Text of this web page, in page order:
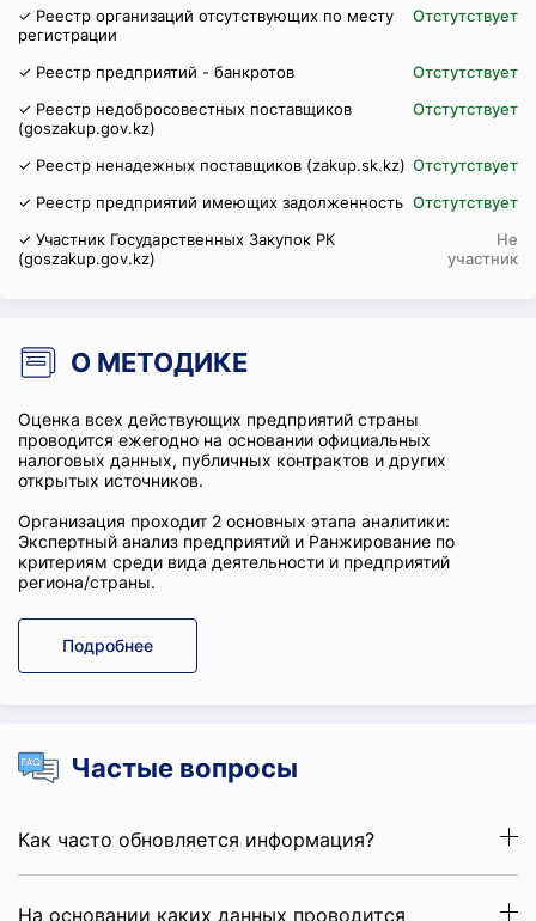
✓ Реестр организаций отсутствующих по месту
регистрации
Отстутствует
✓ Реестр предприятий - банкротов
Отстутствует
✓ Реестр недобросовестных поставщиков
(goszakup.gov.kz)
Отстутствует
✓ Реестр ненадежных поставщиков (zakup.sk.kz) Отстутствует
✓ Реестр предприятий имеющих задолженность Отстутствует
✓ Участник Государственных Закупок РК
(goszakup.gov.kz)
Не
участник
О МЕТОДИКЕ
Оценка всех действующих предприятий страны
проводится ежегодно на основании официальных
налоговых данных, публичных контрактов и других
открытых источников.
Организация проходит 2 основных этапа аналитики:
Экспертный анализ предприятий и Ранжирование по
критериям среди вида деятельности и предприятий
региона/страны.
Подробнее
Частые вопросы
Как часто обновляется информация?
На основании каких данных проводится